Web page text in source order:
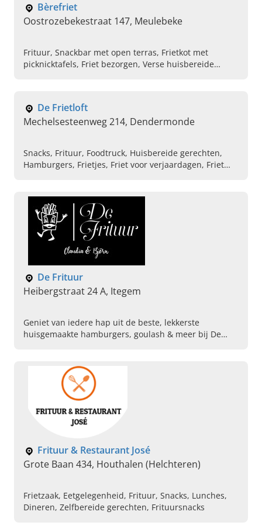
Bèrefriet
Oostrozebekestraat 147, Meulebeke
Frituur, Snackbar met open terras, Frietkot met
picknicktafels, Friet bezorgen, Verse huisbereide
De Frietloft
Mechelsesteenweg 214, Dendermonde
Snacks, Frituur, Foodtruck, Huisbereide gerechten,
Hamburgers, Frietjes, Friet voor verjaardagen, Friet
De Frituur
Heibergstraat 24 A, Itegem
Geniet van iedere hap uit de beste, lekkerste
huisgemaakte hamburgers, goulash & meer bij De
Frituur & Restaurant José
Grote Baan 434, Houthalen (Helchteren)
Frietzaak, Eetgelegenheid, Frituur, Snacks, Lunches,
Dineren, Zelfbereide gerechten, Frituursnacks